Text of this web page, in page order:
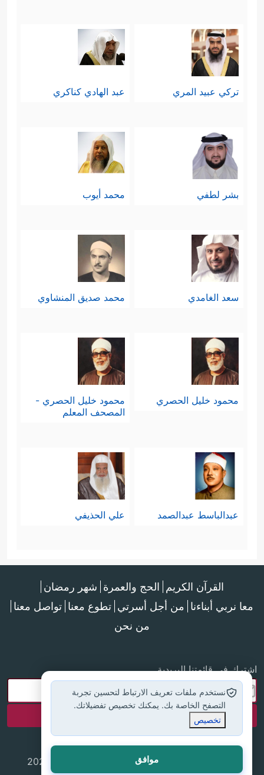
تركي عبيد المري عبد الهادي كناكري
بشر لطفي محمد أيوب
سعد الغامدي محمد صديق المنشاوي
محمود خليل الحصري
محمود خليل الحصري -
المصحف المعلم
عبدالباسط عبدالصمد علي الحذيفي
القرآن الكريم الحج والعمرة شهر رمضان
معا نربي أبناءنا من أجل أسرتي تطوع معنا تواصل معنا
من نحن
اشترك في قائمتنا البريدية
جميع الحقوق محفوظة لموقع إسلام أون لاين © 2025
نستخدم ملفات تعريف الارتباط لتحسين تجربة
التصفح الخاصة بك. يمكنك تخصيص تفضيلاتك.
تخصيص
موافق